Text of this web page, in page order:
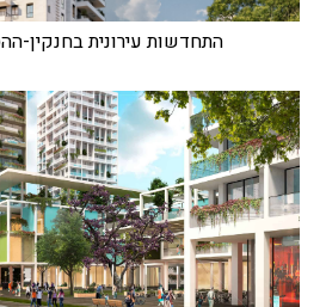
התחדשות עירונית בחנקין-